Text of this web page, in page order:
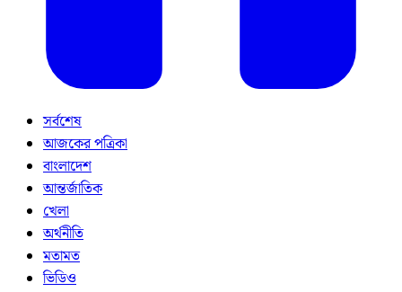
সর্বশেষ
আজকের পত্রিকা
বাংলাদেশ
আন্তর্জাতিক
খেলা
অর্থনীতি
মতামত
ভিডিও